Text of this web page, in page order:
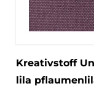
Kreativstoff
lila